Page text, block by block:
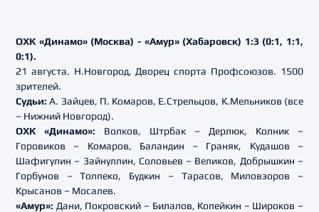
ОХК «Динамо» (Москва) - «Амур» (Хабаровск) 1:3 (0:1, 1:1,
0:1).
21 августа. Н.Новгород, Дворец спорта Профсоюзов. 1500
зрителей.
Судьи:А. Зайцев, П. Комаров, Е.Стрельцов, К.Мельников (все
– Нижний Новгород).
ОХК «Динамо»: Волков, Штрбак – Дерлюк, Колник –
Горовиков – Комаров, Баландин – Граняк, Кудашов –
Шафигулин – Зайнуллин, Соловьев – Великов, Добрышкин –
Горбунов – Толпеко, Будкин – Тарасов, Миловзоров –
Крысанов – Мосалев.
«Амур»: Дани, Покровский – Билалов, Копейкин – Широков –